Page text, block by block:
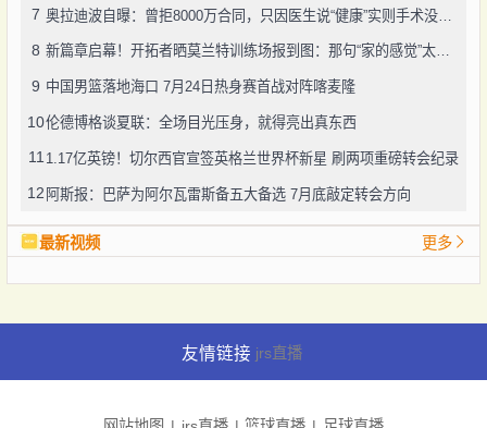
7 奥拉迪波自曝：曾拒8000万合同，只因医生说“健康”实则手术没做好
8 新篇章启幕！开拓者晒莫兰特训练场报到图：那句“家的感觉”太戳人
9 中国男篮落地海口 7月24日热身赛首战对阵喀麦隆
10伦德博格谈夏联：全场目光压身，就得亮出真东西
11 1.17亿英镑！切尔西官宣签英格兰世界杯新星 刷两项重磅转会纪录
12 阿斯报：巴萨为阿尔瓦雷斯备五大备选 7月底敲定转会方向
最新视频 更多
友情链接 jrs直播